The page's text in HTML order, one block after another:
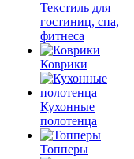
Текстиль для
гостиниц, спа,
фитнеса
Коврики
Кухонные
полотенца
Топперы